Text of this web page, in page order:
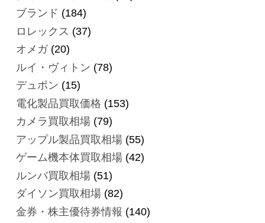
ブランド (184)
ロレックス (37)
オメガ(20)
ルイ・ヴィトン (78)
デュポン (15)
電化製品買取価格 (153)
カメラ買取相場(79)
アップル製品買取相場(55)
ゲーム機本体買取相場(42)
ルンバ買取相場(51)
ダイソン買取相場(82)
金券・株主優待券情報 (140)